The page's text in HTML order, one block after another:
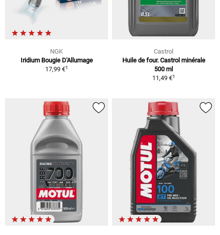
NGK
Iridium Bougie D'Allumage
17,99 €1
Castrol
Huile de four. Castrol minérale
500 ml
11,49 €1